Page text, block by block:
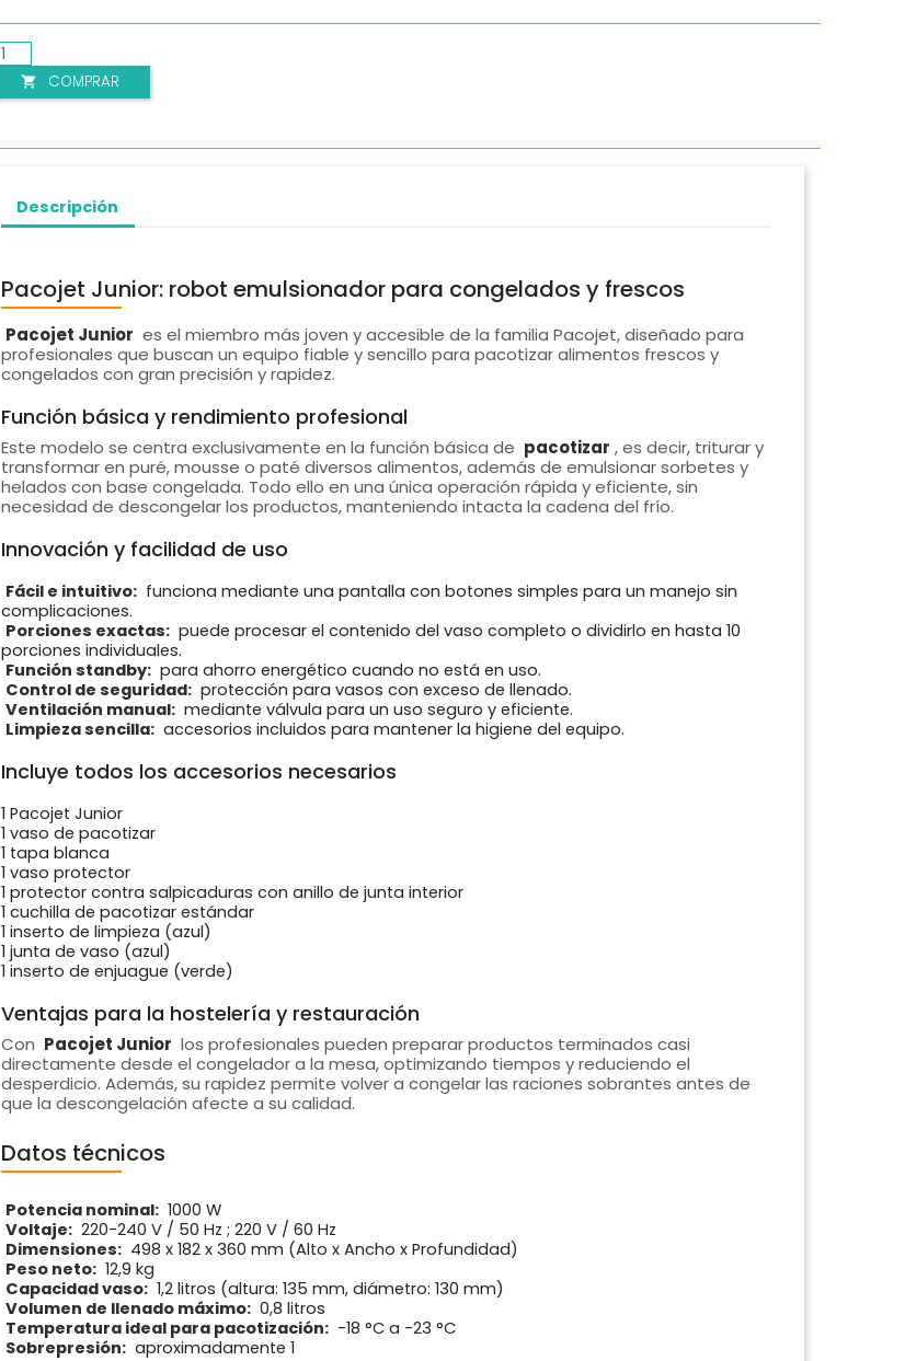
 COMPRAR
Descripción
Pacojet Junior: robot emulsionador para congelados y frescos
Pacojet Junior es el miembro más joven y accesible de la familia Pacojet, diseñado para
profesionales que buscan un equipo fiable y sencillo para pacotizar alimentos frescos y
congelados con gran precisión y rapidez.
Función básica y rendimiento profesional
Este modelo se centra exclusivamente en la función básica de pacotizar , es decir, triturar y
transformar en puré, mousse o paté diversos alimentos, además de emulsionar sorbetes y
helados con base congelada. Todo ello en una única operación rápida y eficiente, sin
necesidad de descongelar los productos, manteniendo intacta la cadena del frío.
Innovación y facilidad de uso
Fácil e intuitivo: funciona mediante una pantalla con botones simples para un manejo sin
complicaciones.
Porciones exactas: puede procesar el contenido del vaso completo o dividirlo en hasta 10
porciones individuales.
Función standby: para ahorro energético cuando no está en uso.
Control de seguridad: protección para vasos con exceso de llenado.
Ventilación manual: mediante válvula para un uso seguro y eficiente.
Limpieza sencilla: accesorios incluidos para mantener la higiene del equipo.
Incluye todos los accesorios necesarios
1 Pacojet Junior
1 vaso de pacotizar
1 tapa blanca
1 vaso protector
1 protector contra salpicaduras con anillo de junta interior
1 cuchilla de pacotizar estándar
1 inserto de limpieza (azul)
1 junta de vaso (azul)
1 inserto de enjuague (verde)
Ventajas para la hostelería y restauración
Con Pacojet Junior los profesionales pueden preparar productos terminados casi
directamente desde el congelador a la mesa, optimizando tiempos y reduciendo el
desperdicio. Además, su rapidez permite volver a congelar las raciones sobrantes antes de
que la descongelación afecte a su calidad.
Datos técnicos
Potencia nominal: 1000 W
Voltaje: 220-240 V / 50 Hz ; 220 V / 60 Hz
Dimensiones: 498 x 182 x 360 mm (Alto x Ancho x Profundidad)
Peso neto: 12,9 kg
Capacidad vaso: 1,2 litros (altura: 135 mm, diámetro: 130 mm)
Volumen de llenado máximo: 0,8 litros
Temperatura ideal para pacotización: -18 °C a -23 °C
Sobrepresión: aproximadamente 1